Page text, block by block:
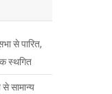
से पारित,
स्थगित
सामान्य